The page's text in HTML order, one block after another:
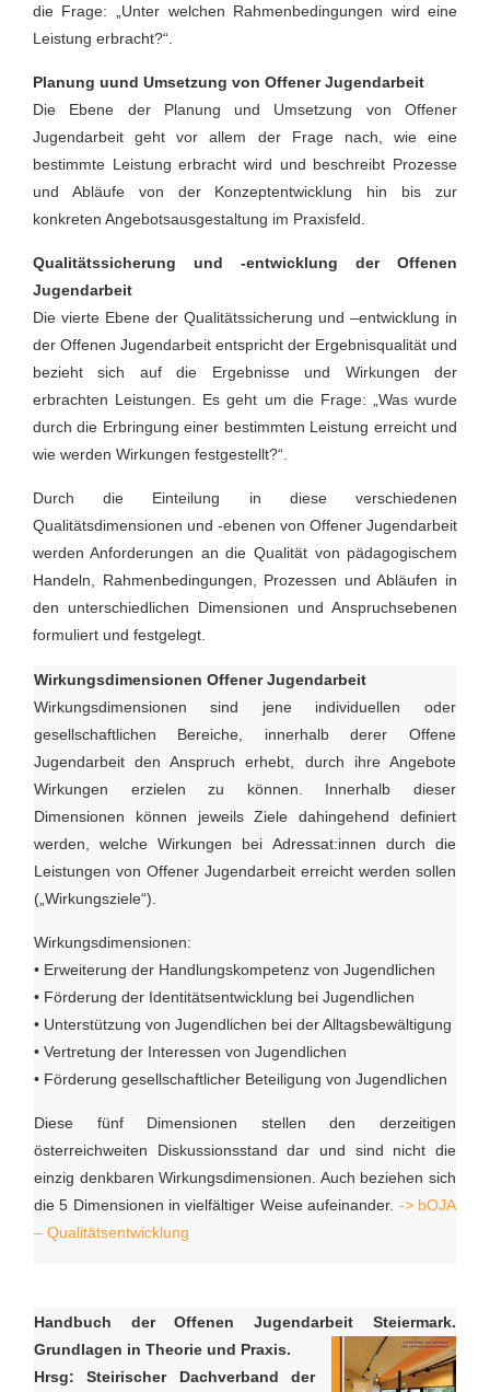
die Frage: „Unter welchen Rahmenbedingungen wird eine
Leistung erbracht?“.
Planung uund Umsetzung von Offener Jugendarbeit
Die Ebene der Planung und Umsetzung von Offener
Jugendarbeit geht vor allem der Frage nach, wie eine
bestimmte Leistung erbracht wird und beschreibt Prozesse
und Abläufe von der Konzeptentwicklung hin bis zur
konkreten Angebotsausgestaltung im Praxisfeld.
Qualitätssicherung und -entwicklung der Offenen
Jugendarbeit
Die vierte Ebene der Qualitätssicherung und –entwicklung in
der Offenen Jugendarbeit entspricht der Ergebnisqualität und
bezieht sich auf die Ergebnisse und Wirkungen der
erbrachten Leistungen. Es geht um die Frage: „Was wurde
durch die Erbringung einer bestimmten Leistung erreicht und
wie werden Wirkungen festgestellt?“.
Durch die Einteilung in diese verschiedenen
Qualitätsdimensionen und -ebenen von Offener Jugendarbeit
werden Anforderungen an die Qualität von pädagogischem
Handeln, Rahmenbedingungen, Prozessen und Abläufen in
den unterschiedlichen Dimensionen und Anspruchsebenen
formuliert und festgelegt.
Wirkungsdimensionen Offener Jugendarbeit
Wirkungsdimensionen sind jene individuellen oder
gesellschaftlichen Bereiche, innerhalb derer Offene
Jugendarbeit den Anspruch erhebt, durch ihre Angebote
Wirkungen erzielen zu können. Innerhalb dieser
Dimensionen können jeweils Ziele dahingehend definiert
werden, welche Wirkungen bei Adressat:innen durch die
Leistungen von Offener Jugendarbeit erreicht werden sollen
(„Wirkungsziele“).
Wirkungsdimensionen:
• Erweiterung der Handlungskompetenz von Jugendlichen
• Förderung der Identitätsentwicklung bei Jugendlichen
• Unterstützung von Jugendlichen bei der Alltagsbewältigung
• Vertretung der Interessen von Jugendlichen
• Förderung gesellschaftlicher Beteiligung von Jugendlichen
Diese fünf Dimensionen stellen den derzeitigen
österreichweiten Diskussionsstand dar und sind nicht die
einzig denkbaren Wirkungsdimensionen. Auch beziehen sich
die 5 Dimensionen in vielfältiger Weise aufeinander. -> bOJA
– Qualitätsentwicklung
Handbuch der Offenen Jugendarbeit Steiermark.
Grundlagen in Theorie und Praxis.
Hrsg: Steirischer Dachverband der